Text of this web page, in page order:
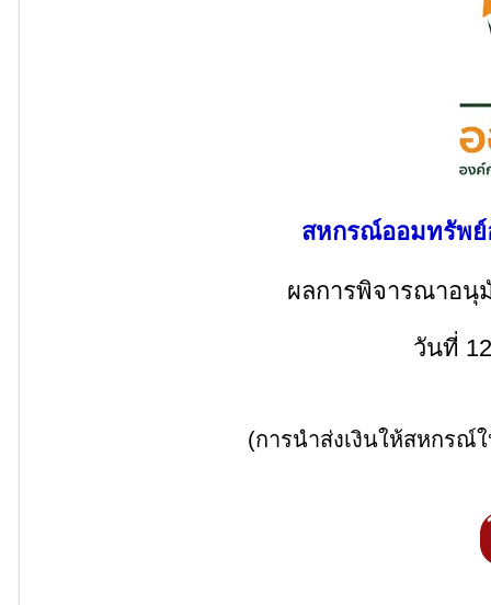
สหกรณ์ออมทรัพย์
ผลการพิจารณาอนุ
วันที่
(การนำส่งเงินให้สหกรณ์